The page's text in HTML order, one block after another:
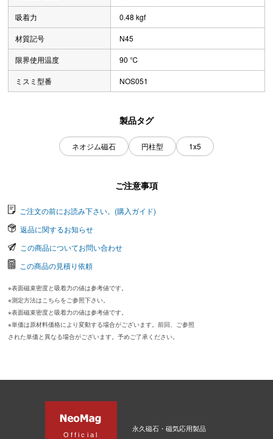
吸着力 0.48 kgf
材質記号 N45
限界使用温度 90 ℃
ミスミ型番 NOS051
製品タグ
ネオジム磁石 円柱型 1x5
ご注意事項
ご注文の前にお読み下さい。(購入ガイド)
返品に関するお知らせ
この商品についてお問い合わせ
この商品の見積り依頼
※表面磁束密度と吸着力の値は参考値です。
※測定方法はこちらをご参照下さい。
※表面磁束密度と吸着力の値は参考値です。
※単価は原材料価格により変動する場合がございます。前回、ご参照
された単価と異なる場合がございます。予めご了承ください。
Official
永久磁石・磁気応用製品